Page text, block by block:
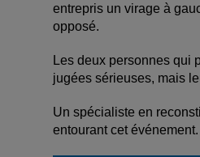
entrepris un virage à
opposé.
Les deux personnes qui
jugées sérieuses, mais
Un spécialiste en
entourant cet événement.